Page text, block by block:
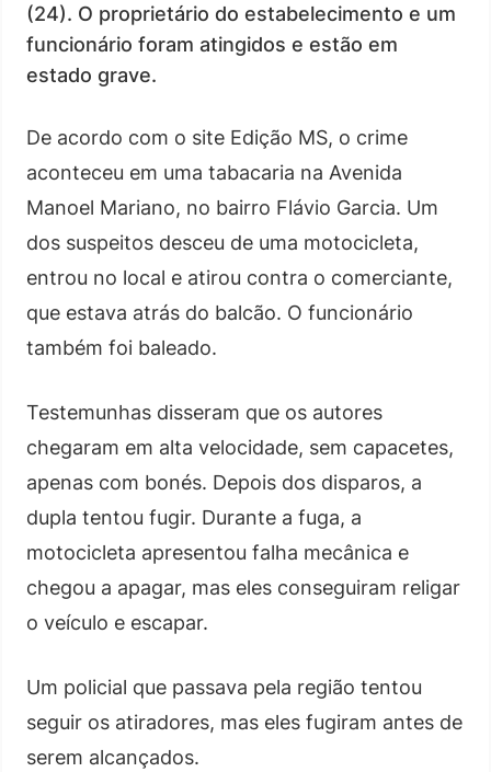
(24). O proprietário do estabelecimento e um
funcionário foram atingidos e estão em
estado grave.
De acordo com o site Edição MS, o crime
aconteceu em uma tabacaria na Avenida
Manoel Mariano, no bairro Flávio Garcia. Um
dos suspeitos desceu de uma motocicleta,
entrou no local e atirou contra o comerciante,
que estava atrás do balcão. O funcionário
também foi baleado.
Testemunhas disseram que os autores
chegaram em alta velocidade, sem capacetes,
apenas com bonés. Depois dos disparos, a
dupla tentou fugir. Durante a fuga, a
motocicleta apresentou falha mecânica e
chegou a apagar, mas eles conseguiram religar
o veículo e escapar.
Um policial que passava pela região tentou
seguir os atiradores, mas eles fugiram antes de
serem alcançados.